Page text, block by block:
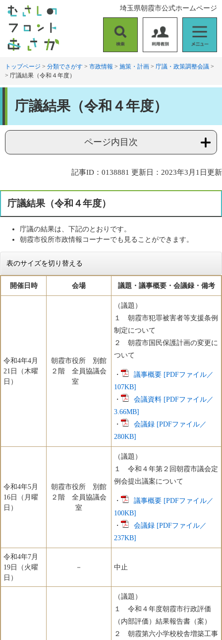
す
。
し
て
索
用
者
ニ
ュ
埼玉県朝霞市公式ホームページ
トップページ > 分類でさがす > 市政情報 > 施策・計画 > 庁議・政策調整会議 >
> 庁議結果（令和４年度）
庁議結果（令和４年度）
ページ内目次
記事ID：0138881 更新日：2023年3月1日更新
庁議結果（令和４年度）
庁議の結果は、下記のとおりです。
朝霞市役所市政情報コーナーでも見ることができます。
表のサイズを切り替える
開催日時 会場 議題・議事概要・会議録・備考
令和4年4月
21日（木曜
日）
朝霞市役所 別館
２階 全員協議会
室
（議題）
１ 朝霞市犯罪被害者等支援条例
制定について
２ 朝霞市国民保護計画の変更に
ついて
・
議事概要 [PDFファイル／
107KB]
・
会議資料 [PDFファイル／
3.66MB]
・
会議録 [PDFファイル／
280KB]
令和4年5月
16日（月曜
日）
朝霞市役所 別館
２階 全員協議会
室
（議題）
１ 令和４年第２回朝霞市議会定
例会提出議案について
・
議事概要 [PDFファイル／
100KB]
・
会議録 [PDFファイル／
237KB]
令和4年7月
19日（火曜
日）
－ 中止
（議題）
１ 令和４年度朝霞市行政評価
（内部評価）結果報告書（案）
２ 朝霞第六小学校校舎増築工事